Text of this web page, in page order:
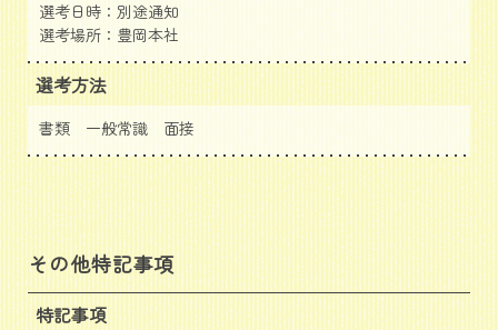
選考日時：別途通知
選考場所：豊岡本社
選考方法
書類 一般常識 面接
その他特記事項
特記事項